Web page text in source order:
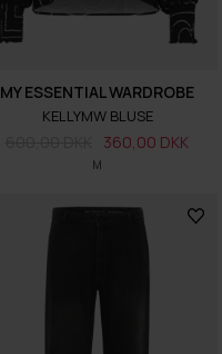
M
MY ESSENTIAL WARDROBE
KELLYMW BLUSE
360,00 DKK